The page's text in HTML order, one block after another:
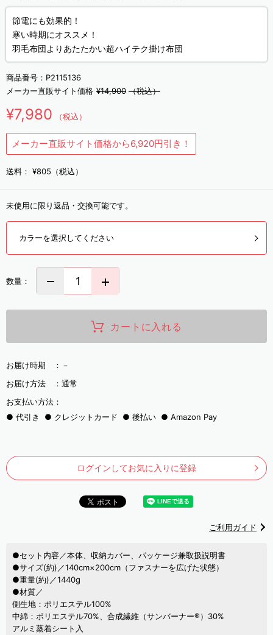
節電にも効果的！
寒い時期にオススメ！
羽毛布団よりあたたかい超ハイテク掛け布団
商品番号： P2115136
メーカー直販サイト価格 ¥14,900 （税込）
¥7,980 （税込）
メーカー直販サイト価格から6,920円引き！
送料： ¥805（税込）
未使用に限り返品・交換可能です。
カラーを選択してください
数量：
カートに入れる
お届け時期 ： －
お届け方法 ： 通常
お支払い方法：
代引き
クレジットカード 後払い Amazon Pay
ログインしてお気に入りに登録
ご利用ガイド
●セット内容／本体、収納カバー、パッケージ兼取扱説明書
●サイズ(約)／140cm×200cm（ファスナーを広げた状態）
●重量(約)／1440g
●材質／
側生地：ポリエステル100%
中綿：ポリエステル70%、合成繊維（サンバーナー®）30%
アルミ蒸着シート入